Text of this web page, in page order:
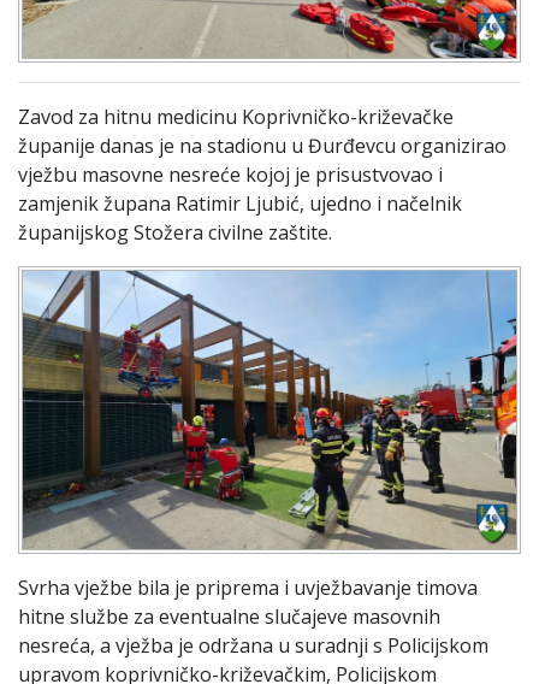
Zavod za hitnu medicinu Koprivničko-križevačke
županije danas je na stadionu u Đurđevcu organizirao
vježbu masovne nesreće kojoj je prisustvovao i
zamjenik župana Ratimir Ljubić, ujedno i načelnik
županijskog Stožera civilne zaštite.
Svrha vježbe bila je priprema i uvježbavanje timova
hitne službe za eventualne slučajeve masovnih
nesreća, a vježba je održana u suradnji s Policijskom
upravom koprivničko-križevačkim, Policijskom